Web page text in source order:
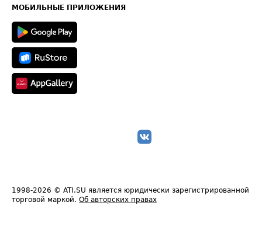
Техническая информация
МОБИЛЬНЫЕ ПРИЛОЖЕНИЯ
1998-2026 © ATI.SU является юридически зарегистрированной
торговой маркой. Об авторских правах